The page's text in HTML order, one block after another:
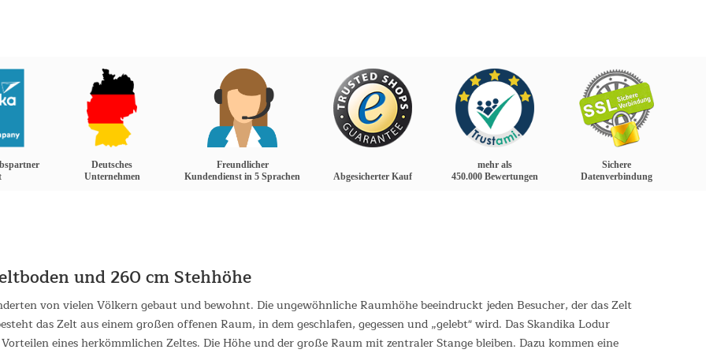
Deutsches
Unternehmen
Freundlicher
Kundendienst in 5 Sprachen
Abgesicherter Kauf
mehr als
450.000 Bewertungen
Sichere
Datenverbindung
und 260 cm Stehhöhe
von vielen Völkern gebaut und bewohnt. Die ungewöhnliche Raumhöhe beeindruckt jeden Besucher, der das Zelt
das Zelt aus einem großen offenen Raum, in dem geschlafen, gegessen und „gelebt" wird. Das Skandika Lodur
eines herkömmlichen Zeltes. Die Höhe und der große Raum mit zentraler Stange bleiben. Dazu kommen eine